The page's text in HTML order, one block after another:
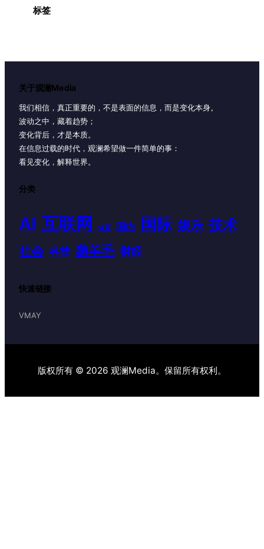
标签
关于观澜Media
我们相信，真正重要的，不是表面的信息，而是变化本身。
波动之中，藏着趋势；
变化背后，才是本质。
在信息过载的时代，观澜希望做一件简单的事：
看见变化，解释世界。
分类
AI 互联网 体育 国内 国际 娱乐 技术
社会 科技 薅羊毛 财经
快速链接
VMAY
版权所有 © 2026 观澜Media。保留所有权利。